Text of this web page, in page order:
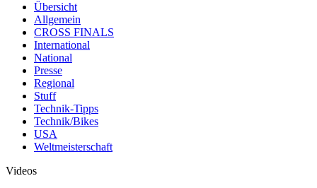
Übersicht
Allgemein
CROSS FINALS
International
National
Presse
Regional
Stuff
Technik-Tipps
Technik/Bikes
USA
Weltmeisterschaft
Videos